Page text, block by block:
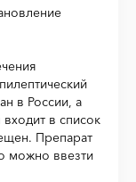
в России, а
в список
Препарат
можно ввезти